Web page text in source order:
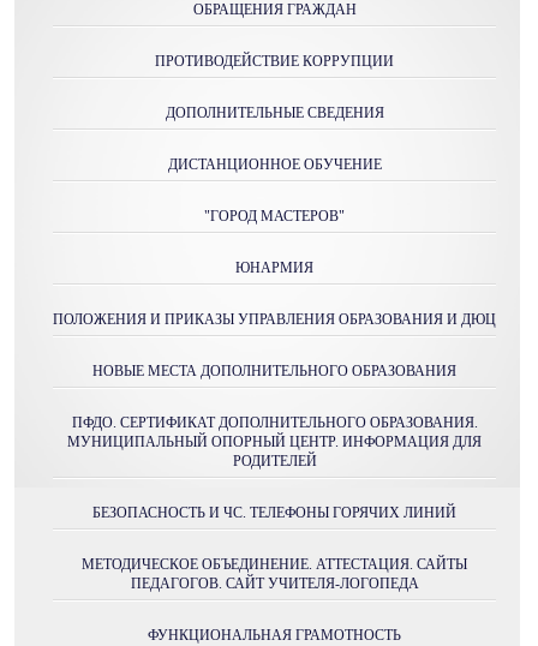
ОБРАЩЕНИЯ ГРАЖДАН
ПРОТИВОДЕЙСТВИЕ КОРРУПЦИИ
ДОПОЛНИТЕЛЬНЫЕ СВЕДЕНИЯ
ДИСТАНЦИОННОЕ ОБУЧЕНИЕ
"ГОРОД МАСТЕРОВ"
ЮНАРМИЯ
ПОЛОЖЕНИЯ И ПРИКАЗЫ УПРАВЛЕНИЯ ОБРАЗОВАНИЯ И ДЮЦ
НОВЫЕ МЕСТА ДОПОЛНИТЕЛЬНОГО ОБРАЗОВАНИЯ
ПФДО. СЕРТИФИКАТ ДОПОЛНИТЕЛЬНОГО ОБРАЗОВАНИЯ.
МУНИЦИПАЛЬНЫЙ ОПОРНЫЙ ЦЕНТР. ИНФОРМАЦИЯ ДЛЯ
РОДИТЕЛЕЙ
БЕЗОПАСНОСТЬ И ЧС. ТЕЛЕФОНЫ ГОРЯЧИХ ЛИНИЙ
МЕТОДИЧЕСКОЕ ОБЪЕДИНЕНИЕ. АТТЕСТАЦИЯ. САЙТЫ
ПЕДАГОГОВ. САЙТ УЧИТЕЛЯ-ЛОГОПЕДА
ФУНКЦИОНАЛЬНАЯ ГРАМОТНОСТЬ